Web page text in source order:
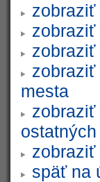
zobraziť
zobraziť
zobraziť
zobraziť
mesta
zobraziť
zobraziť
späť na